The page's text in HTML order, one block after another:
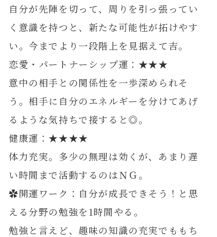
自分が先陣を切って、周りを引っ張ってい
く意識を持つと、新たな可能性が拓けやす
い。今までより一段階上を見据えて吉。
恋愛・パートナーシップ運：★★★
意中の相手との関係性を一歩深められそ
う。相手に自分のエネルギーを分けてあげ
るような気持ちで接すると◎。
健康運：★★★★
体力充実。多少の無理は効くが、あまり遅
い時間まで活動するのはＮＧ。
✿開運ワーク：自分が成長できそう！と思
える分野の勉強を1時間やる。
勉強と言えど、趣味の知識の充実でももち